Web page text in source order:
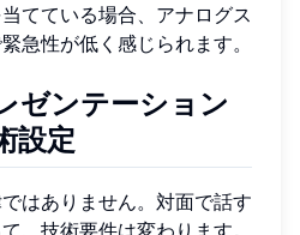
てている場合、アナログス
急性が低く感じられます。
ゼンテーション
設定
はありません。対面で話す